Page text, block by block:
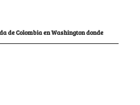
de Colombia en Washington donde